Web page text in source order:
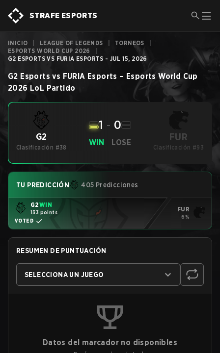
STRAFE ESPORTS
INICIO LEAGUE OF LEGENDS TORNEOS
ESPORTS WORLD CUP 2026
G2 ESPORTS VS FURIA ESPORTS - JUL 15, 2026
G2 Esports vs FURIA Esports – Esports World Cup
2026 LoL Partido
G2
Clasificación #38
WIN
1 - 0
LOSE FUR
Clasificación #93
TU PREDICCIÓN 405 Predicciones
G2WIN
133 points
VOTED
FUR
6%
RESUMEN DE PUNTUACIÓN
SELECCIONA UN JUEGO
Datos del marcador no disponibles